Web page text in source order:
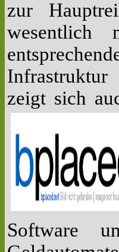
zur
wesentlich
zeigt sich
Software